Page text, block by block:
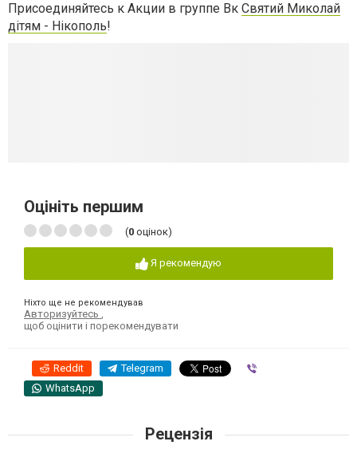
Присоединяйтесь к Акции в группе Вк Святий Миколай
дітям - Нікополь!
Оцініть першим
(0 оцінок)
Я рекомендую
Ніхто ще не рекомендував
Авторизуйтесь
щоб оцінити і порекомендувати
Reddit Telegram
WhatsApp
Рецензія